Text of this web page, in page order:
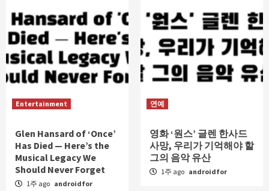
Entertainment
Glen Hansard of ‘Once’
Has Died — Here’s the
Musical Legacy We
Should Never Forget
1주 ago androidfor
연예
영화 ‘원스’ 글렌 한사드
사망, 우리가 기억해야 할
그의 음악 유산
1주 ago androidfor